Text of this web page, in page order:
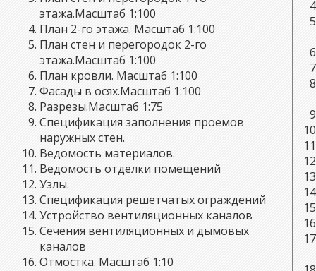
этажа.Масштаб 1:100
План 2-го этажа. Масштаб 1:100
План стен и перегородок 2-го
этажа.Масштаб 1:100
План кровли. Масштаб 1:100
Фасады в осях.Масштаб 1:100
Разрезы.Масштаб 1:75
Спецификация заполнения проемов
наружных стен.
Ведомость материалов.
Ведомость отделки помещений
Узлы.
Спецификация решетчатых ограждений
Устройство вентиляционных каналов
Сечения вентиляционных и дымовых
каналов
Отмостка. Масштаб 1:10